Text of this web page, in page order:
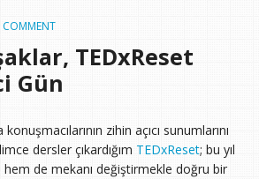
COMMENT
TEDxReset
Gün
zihin açıcı sunumlarını
dersler çıkardığım TEDxReset; bu yıl
de mekanı değiştirmekle doğru bir